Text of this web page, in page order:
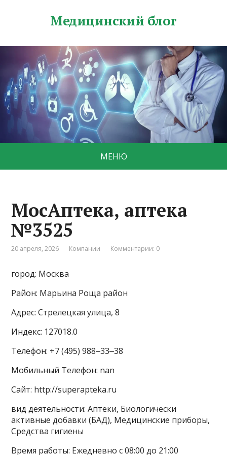
Медицинский блог
МЕНЮ
МосАптека, аптека
№3525
20 апреля, 2026 Компании Комментарии: 0
город: Москва
Район: Марьина Роща район
Адрес: Стрелецкая улица, 8
Индекс: 127018.0
Телефон: +7 (495) 988‒33‒38
Мобильный Телефон: nan
Сайт: http://superapteka.ru
вид деятельности: Аптеки, Биологически
активные добавки (БАД), Медицинские приборы,
Средства гигиены
Время работы: Ежедневно с 08:00 до 21:00